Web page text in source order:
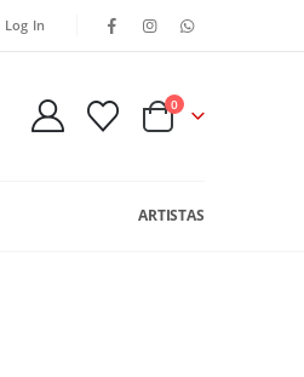
Log In
0
ARTISTAS